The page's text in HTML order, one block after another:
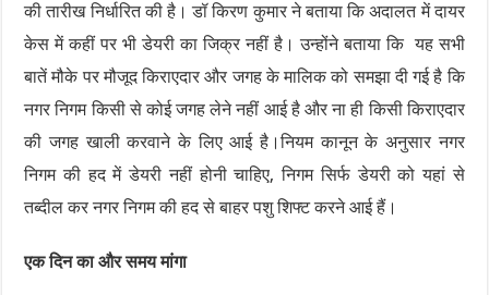
की तारीख निर्धारित की है। डॉ किरण कुमार ने बताया कि अदालत में दायर
केस में कहीं पर भी डेयरी का जिक्र नहीं है। उन्होंने बताया कि यह सभी
बातें मौके पर मौजूद किराएदार और जगह के मालिक को समझा दी गई है कि
नगर निगम किसी से कोई जगह लेने नहीं आई है और ना ही किसी किराएदार
की जगह खाली करवाने के लिए आई है।नियम कानून के अनुसार नगर
निगम की हद में डेयरी नहीं होनी चाहिए, निगम सिर्फ डेयरी को यहां से
तब्दील कर नगर निगम की हद से बाहर पशु शिफ्ट करने आई हैं।
एक दिन का और समय मांगा